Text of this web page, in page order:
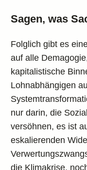
Sagen, was
Folglich gibt es
auf alle
kapitalistische
Lohnabhängigen
nur darin, die
versöhnen, es ist
eskalierenden
die Klimakrise,